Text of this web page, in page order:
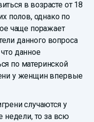
в возрасте от 18
полов, однако по
чаще поражает
данного вопроса
данное
по материнской
у женщин впервые
случаются у
недели, то за всю